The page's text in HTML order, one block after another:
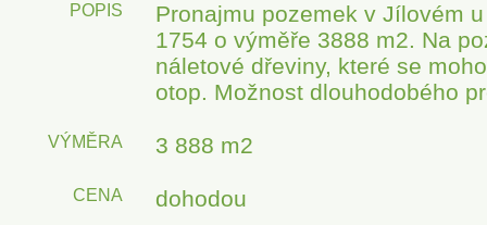
POPIS
Pronajmu pozemek v Jílovém
1754 o výměře 3888 m2. Na
náletové dřeviny, které se
otop. Možnost dlouhodobého
VÝMĚRA 3 888 m2
CENA dohodou